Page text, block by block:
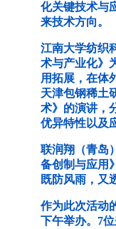
化关键技术与
来技术方向。
江南大学纺织
术与产业化》
用拓展，在体
天津包钢稀土
术》的演讲，
优异特性以及
联润翔（青岛
备创制与应用
既防风雨，又
作为此次活动
下午举办。7